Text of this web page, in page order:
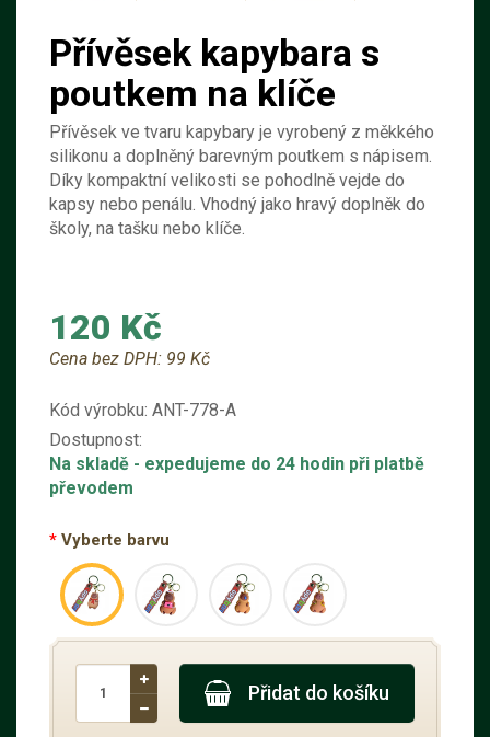
Přívěsek kapybara s
poutkem na klíče
Přívěsek ve tvaru kapybary je vyrobený z měkkého
silikonu a doplněný barevným poutkem s nápisem.
Díky kompaktní velikosti se pohodlně vejde do
kapsy nebo penálu. Vhodný jako hravý doplněk do
školy, na tašku nebo klíče.
120 Kč
Cena bez DPH: 99 Kč
Kód výrobku: ANT-778-A
Dostupnost:
Na skladě - expedujeme do 24 hodin při platbě
převodem
Vyberte barvu
Přidat do košíku